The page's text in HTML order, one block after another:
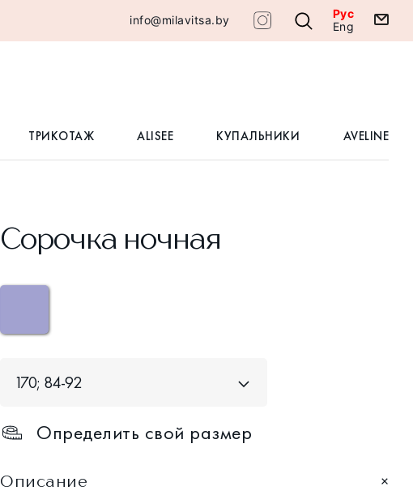
info@milavitsa.by
Рус
Eng
ТРИКОТАЖ ALISEE КУПАЛЬНИКИ AVELINE
Сорочка ночная
170; 84-92
Определить свой размер
Описание